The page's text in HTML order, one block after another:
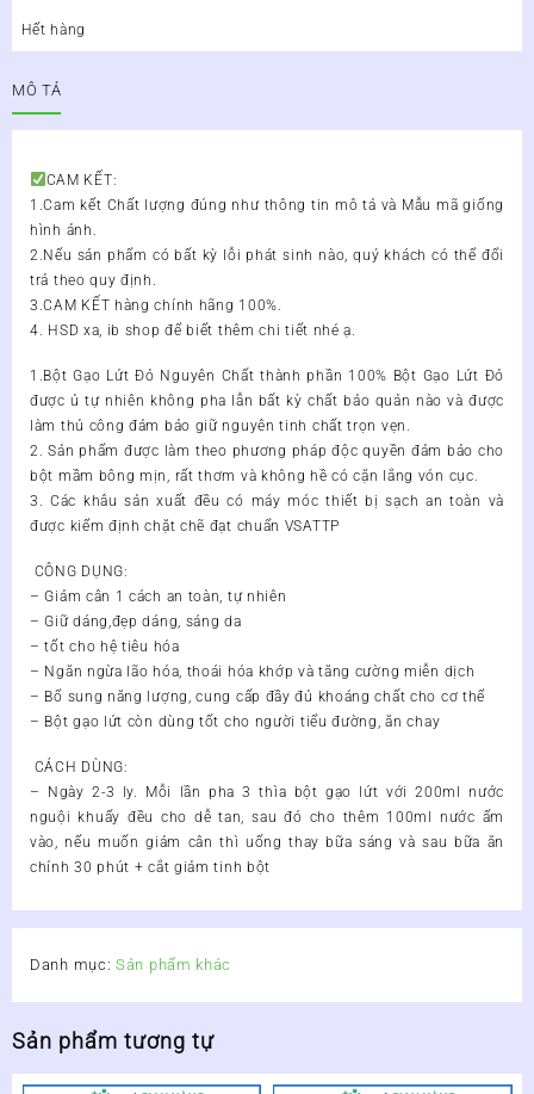
Hết hàng
MÔ TẢ
CAM KẾT:
1.Cam kết Chất lượng đúng như thông tin mô tả và Mẫu mã giống
hình ảnh.
2.Nếu sản phẩm có bất kỳ lỗi phát sinh nào, quý khách có thể đổi
trả theo quy định.
3.CAM KẾT hàng chính hãng 100%.
4. HSD xa, ib shop để biết thêm chi tiết nhé ạ.
1.Bột Gạo Lứt Đỏ Nguyên Chất thành phần 100% Bột Gạo Lứt Đỏ
được ủ tự nhiên không pha lẫn bất kỳ chất bảo quản nào và được
làm thủ công đảm bảo giữ nguyên tinh chất trọn vẹn.
2. Sản phẩm được làm theo phương pháp độc quyền đảm bảo cho
bột mầm bông mịn, rất thơm và không hề có cặn lắng vón cục.
3. Các khâu sản xuất đều có máy móc thiết bị sạch an toàn và
được kiểm định chặt chẽ đạt chuẩn VSATTP
CÔNG DỤNG:
– Giảm cân 1 cách an toàn, tự nhiên
– Giữ dáng,đẹp dáng, sáng da
– tốt cho hệ tiêu hóa
– Ngăn ngừa lão hóa, thoái hóa khớp và tăng cường miễn dịch
– Bổ sung năng lượng, cung cấp đầy đủ khoáng chất cho cơ thể
– Bột gạo lứt còn dùng tốt cho người tiểu đường, ăn chay
CÁCH DÙNG:
– Ngày 2-3 ly. Mỗi lần pha 3 thìa bột gạo lứt với 200ml nước
nguội khuấy đều cho dễ tan, sau đó cho thêm 100ml nước ấm
vào, nếu muốn giảm cân thì uống thay bữa sáng và sau bữa ăn
chính 30 phút + cắt giảm tinh bột
Danh mục: Sản phẩm khác
Sản phẩm tương tự